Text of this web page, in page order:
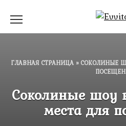
содержанию
ГЛАВНАЯ СТРАНИЦА» СОКОЛИНЫЕ
Соколиные шоу
места для